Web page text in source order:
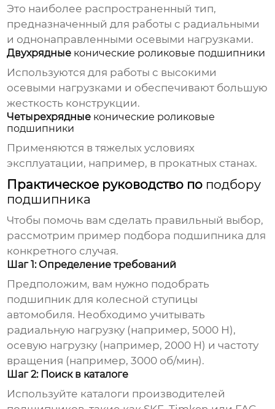
Это наиболее распространенный тип,
предназначенный для работы с радиальными
и однонаправленными осевыми нагрузками.
Двухрядные конические роликовые подшипники
Используются для работы с высокими
осевыми нагрузками и обеспечивают большую
жесткость конструкции.
Четырехрядные конические роликовые
подшипники
Применяются в тяжелых условиях
эксплуатации, например, в прокатных станах.
Практическое руководство по подбору
подшипника
Чтобы помочь вам сделать правильный выбор,
рассмотрим пример подбора подшипника для
конкретного случая.
Шаг 1: Определение требований
Предположим, вам нужно подобрать
подшипник для колесной ступицы
автомобиля. Необходимо учитывать
радиальную нагрузку (например, 5000 Н),
осевую нагрузку (например, 2000 Н) и частоту
вращения (например, 3000 об/мин).
Шаг 2: Поиск в каталоге
Используйте каталоги производителей